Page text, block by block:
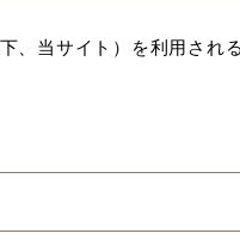
、当サイト）を利用され